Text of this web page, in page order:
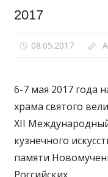
2017
08.05.2017
6-7 мая 2017 года
храма святого
XII
кузнечного
памяти